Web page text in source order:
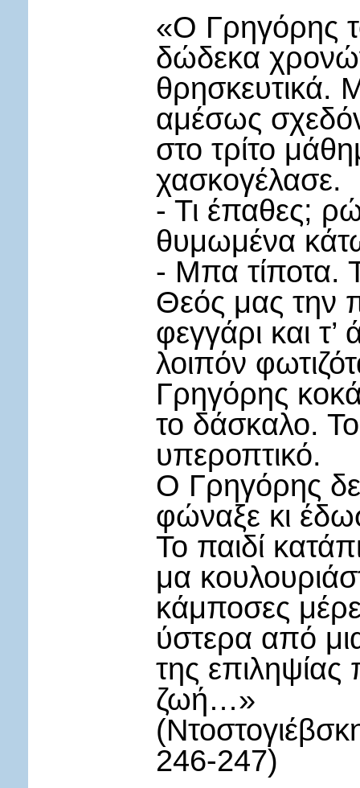
«Ο Γρηγόρης
δώδεκα
θρησκευτικά.
αμέσως
στο τρίτο
χασκογέλασε.
- Τι έπαθες;
θυμωμένα
- Μπα τίποτα.
Θεός μας την
φεγγάρι και
λοιπόν
Γρηγόρης
το δάσκαλο. Το
υπεροπτικό.
Ο Γρηγόρης
φώναξε κι
Το παιδί
μα
κάμποσες
ύστερα από
της επιληψίας
ζωή…»
246-247)